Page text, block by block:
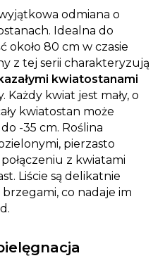
odmiana o
Idealna do
około 80 cm w czasie
z tej serii charakteryzują
kwiatostanami
kwiat jest mały, o
kwiatostan może
-35 cm. Roślina
pierzasto
z kwiatami
Liście są delikatnie
brzegami, co nadaje im